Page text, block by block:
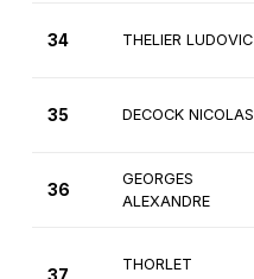
34 THELIER LUDOVIC
35 DECOCK NICOLAS
36
GEORGES
ALEXANDRE
37
THORLET